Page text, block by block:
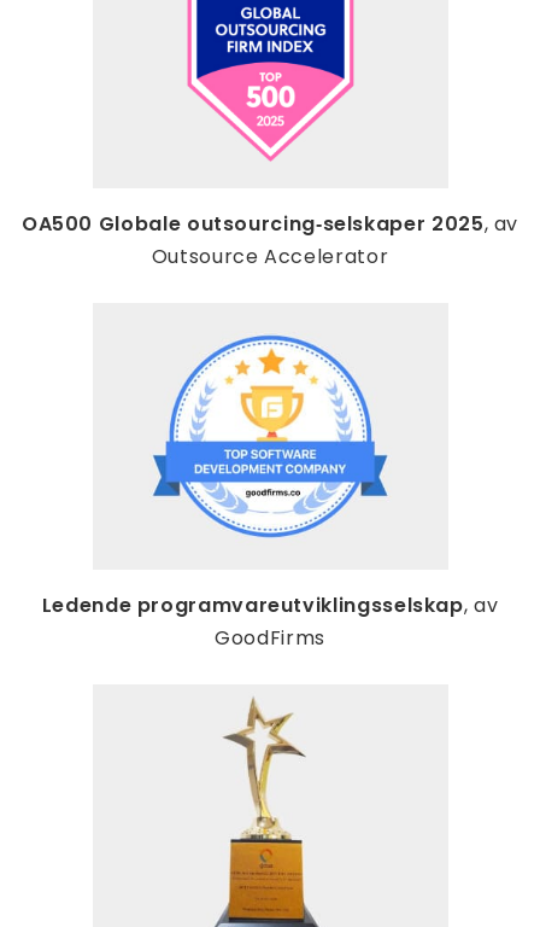
OA500 Globale outsourcing‑selskaper 2025, av
Outsource Accelerator
Ledende programvareutviklingsselskap, av
GoodFirms